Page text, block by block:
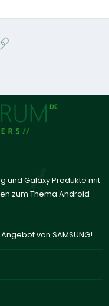
und Galaxy Produkte mit
zum Thema Android
von SAMSUNG!